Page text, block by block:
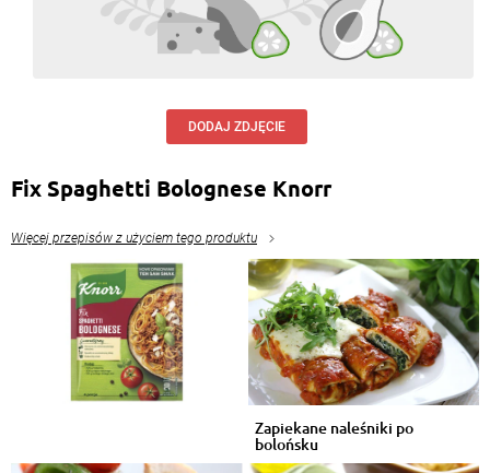
Marta Łaskarzewska-Gocha , 25.01.2017
musi być pyszna- dziś ugotuje
Odpowiedz
Tomasz Krawców, 13.06.2015
DODAJ ZDJĘCIE
Fix Spaghetti Bolognese Knorr
Więcej przepisów z użyciem tego produktu
Zapiekane naleśniki po
bolońsku